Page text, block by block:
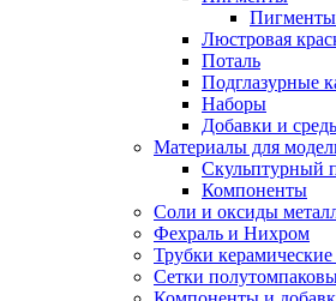
Люстровая
Поталь
Подглазурные
Наборы
Добавки и
Материалы для
Скульптурный
Компоненты
Соли и оксиды
Фехраль и Нихром
Трубки
Сетки